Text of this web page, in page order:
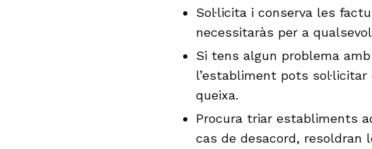
Sol·licita i conserva les
necessitaràs per a
Si tens algun problema
l’establiment pots
queixa.
Procura triar establiments
cas de desacord, resoldran